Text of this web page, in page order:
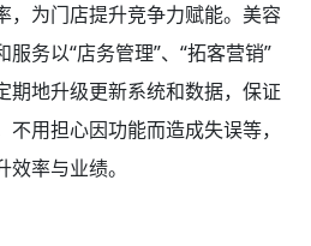
，为门店提升竞争力赋能。美容
务以“店务管理”、“拓客营销”
期地升级更新系统和数据，保证
用担心因功能而造成失误等，
率与业绩。